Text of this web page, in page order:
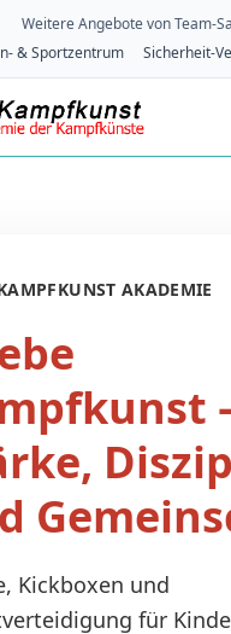
Weitere Angebote von Team-
& Sportzentrum
Sicherheit-
AKADEMIE
Kickboxen und
für